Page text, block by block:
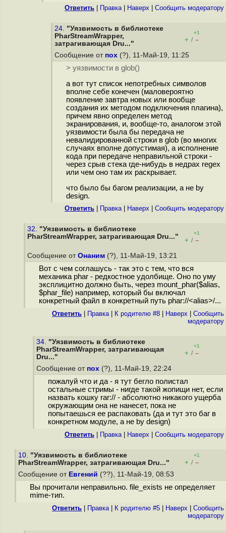
Ответить Правка| Наверх Cообщить модератору
24. "Уязвимость в библиотеке
PharStreamWrapper,
затрагивающая Dru..."
+1
+ / –
Сообщение от пох (?), 11-Май-19, 11:25
> уязвимости в glob()
а вот тут список непотребных символов
вполне себе конечен (маловероятно
появление завтра новых или вообще
создания их методом подключения плагина),
причем явно определен метод
экранирования, и, вообще-то, аналогом этой
уязвимости была бы передача не
невалидированной строки в glob (во многих
случаях вполне допустимая), а исполнение
кода при передаче неправильной строки -
через срыв стека где-нибудь в недрах regex
или чем оно там их раскрывает.
что было бы багом реализации, а не by
design.
Ответить Правка| Наверх Cообщить модератору
32. "Уязвимость в библиотеке
PharStreamWrapper, затрагивающая Dru..."
+1
+ / –
Сообщение от Онаним (?), 11-Май-19, 13:21
Вот с чем соглашусь - так это с тем, что вся
механика phar - редкостное удолбище. Оно по уму
эксплицитно должно быть, через mount_phar($alias,
$phar_file) например, который бы включал
конкретный файл в конкретный путь phar://<alias>/...
Ответить Правка| К родителю #8 Наверх
Cообщить
модератору
34. "Уязвимость в библиотеке
PharStreamWrapper, затрагивающая
Dru..."
+1
+ / –
Сообщение от пох (?), 11-Май-19, 22:24
пожалуй что и да - я тут бегло полистал
остальные стримы - нигде такой жопищи нет, если
назвать кошку rar:// - абсолютно никакого ущерба
окружающим она не нанесет, пока не
попытаешься ее распаковать (да и тут это баг в
конкретном модуле, а не by design)
Ответить Правка| Наверх Cообщить модератору
10. "Уязвимость в библиотеке
PharStreamWrapper, затрагивающая Dru..."
+1
+ / –
Сообщение от Евгений (??), 11-Май-19, 08:53
Вы прочитали неправильно. file_exists не определяет
mime-тип.
Ответить Правка| К родителю #5 Наверх
Cообщить
модератору